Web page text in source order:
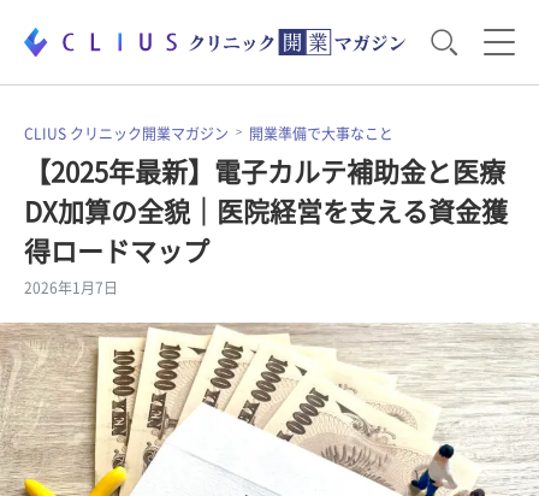
お役立ち資料 運営・経営のポイント
開業医のリアル 開業準備で大事なこと
集患のコツ セミナー
CLIUS クリニック開業マガジン 開業準備で大事なこと
【2025年最新】電子カルテ補助金と医療
DX加算の全貌｜医院経営を支える資金獲
得ロードマップ
2026年1月7日